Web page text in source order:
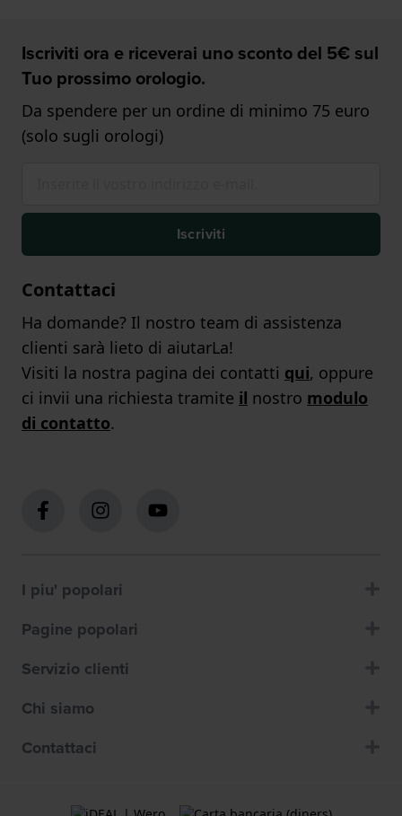
Iscriviti ora e riceverai uno sconto del 5€ sul
Tuo prossimo orologio.
Da spendere per un ordine di minimo 75 euro
(solo sugli orologi)
Iscriviti
Contattaci
Ha domande? Il nostro team di assistenza
clienti sarà lieto di aiutarLa!
Visiti la nostra pagina dei contatti qui, oppure
ci invii una richiesta tramite il nostro modulo
di contatto.
I piu' popolari
Pagine popolari
Servizio clienti
Chi siamo
Contattaci